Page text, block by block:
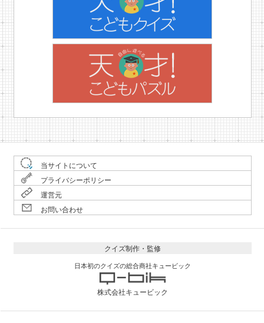
当サイトについて
プライバシーポリシー
運営元
お問い合わせ
クイズ制作・監修
日本初のクイズの総合商社キュービック
株式会社キュービック